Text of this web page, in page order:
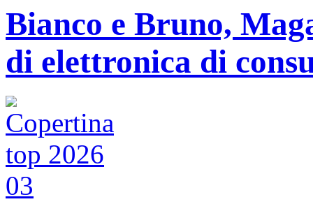
Bianco e Bruno,
di elettronica di